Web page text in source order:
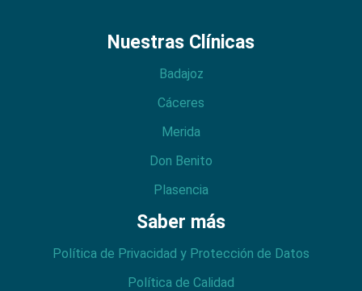
Nuestras Clínicas
Badajoz
Cáceres
Merida
Don Benito
Plasencia
Saber más
Política de Privacidad y Protección de Datos
Política de Calidad